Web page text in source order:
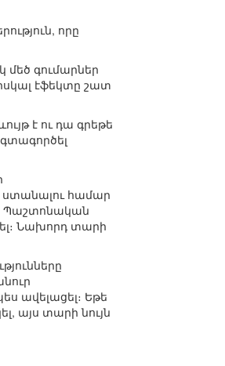
որը
մեծ գումարներ
էֆեկտը շատ
է ու դա գրեթե
ստանալու համար
Պաշտոնական
Նախորդ տարի
ավելացել։ Եթե
այս տարի նույն